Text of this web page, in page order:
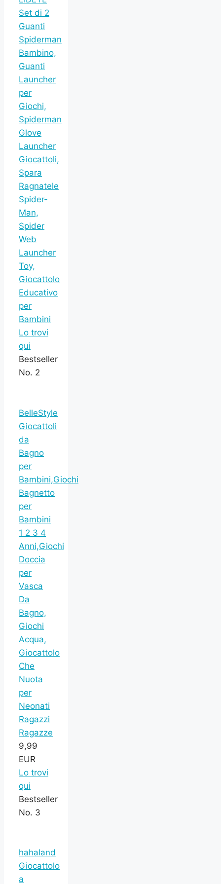
Set di 2
Guanti
Spiderman
Bambino,
Guanti
Launcher
per
Giochi,
Spiderman
Glove
Launcher
Giocattoli,
Spara
Ragnatele
Spider-
Man,
Spider
Web
Launcher
Toy,
Giocattolo
Educativo
per
Bambini
Lo trovi
qui
Bestseller
No. 2
BelleStyle
Giocattoli
da
Bagno
per
Bambini,Giochi
Bagnetto
per
Bambini
1 2 3 4
Anni,Giochi
Doccia
per
Vasca
Da
Bagno,
Giochi
Acqua,
Giocattolo
Che
Nuota
per
Neonati
Ragazzi
Ragazze
9,99
EUR
Lo trovi
qui
Bestseller
No. 3
hahaland
Giocattolo
a